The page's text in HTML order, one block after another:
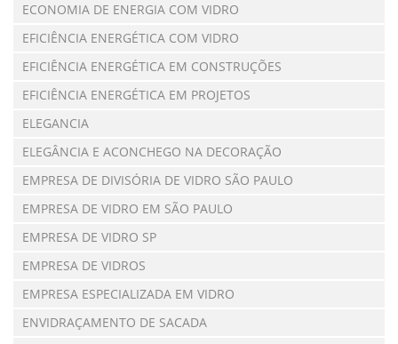
ECONOMIA DE ENERGIA COM VIDRO
EFICIÊNCIA ENERGÉTICA COM VIDRO
EFICIÊNCIA ENERGÉTICA EM CONSTRUÇÕES
EFICIÊNCIA ENERGÉTICA EM PROJETOS
ELEGANCIA
ELEGÂNCIA E ACONCHEGO NA DECORAÇÃO
EMPRESA DE DIVISÓRIA DE VIDRO SÃO PAULO
EMPRESA DE VIDRO EM SÃO PAULO
EMPRESA DE VIDRO SP
EMPRESA DE VIDROS
EMPRESA ESPECIALIZADA EM VIDRO
ENVIDRAÇAMENTO DE SACADA